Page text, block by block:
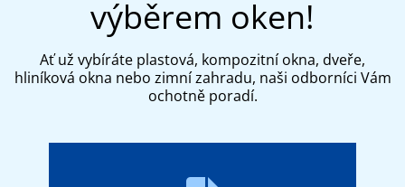
výběrem oken!
Ať už vybíráte plastová, kompozitní okna, dveře,
hliníková okna nebo zimní zahradu, naši odborníci Vám
ochotně poradí.